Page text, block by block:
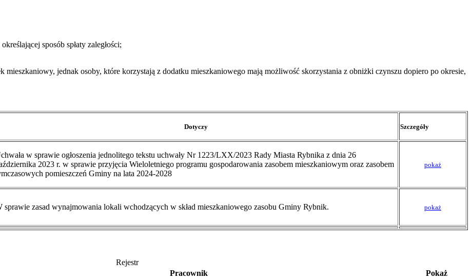
sposób spłaty zaległości;
jednak osoby, które korzystają z dodatku mieszkaniowego mają możliwość skorzystania z obniżki czynszu dopiero po okresie,
Dotyczy Szczegóły
w sprawie ogłoszenia jednolitego tekstu uchwały Nr 1223/LXX/2023 Rady Miasta Rybnika z dnia 26
2023 r. w sprawie przyjęcia Wieloletniego programu gospodarowania zasobem mieszkaniowym oraz zasobem
pomieszczeń Gminy na lata 2024-2028
pokaż
sprawie zasad wynajmowania lokali wchodzących w skład mieszkaniowego zasobu Gminy Rybnik. pokaż
Rejestr
Pracownik Pokaż